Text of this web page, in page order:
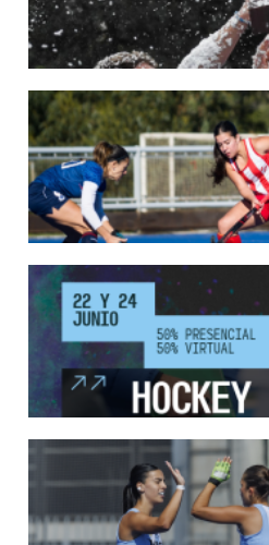
LAS LEONAS CONVOCADAS PARA LA VENTANA
En junio, el seleccionado nacional disputará
League 2025-26 en Bélgica e Inglaterra.
18/05/2026
SE DEFINIERON LOS CAMPEONES DE LA
Del 13 al 17 de mayo se llevó a cabo el
país.
LEER MÁS
13/05/2026
EN MARCHA LA PRIMERA FASE DE LA
Del 13 al 17 de mayo los mejores clubes del
todo el territorio nacional
LEER MÁS
12/05/2026
INSCRIPCIONES ABIERTAS AL CURSO DE
Del 11 al 15 de mayo se realizará el período